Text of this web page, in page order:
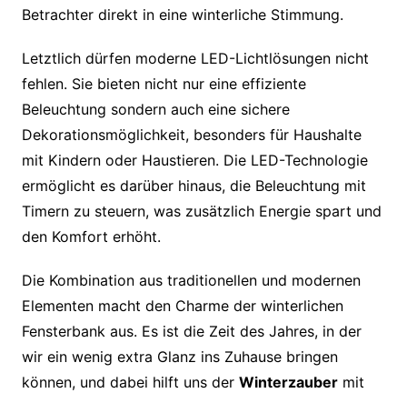
Betrachter direkt in eine winterliche Stimmung.
Letztlich dürfen moderne LED-Lichtlösungen nicht
fehlen. Sie bieten nicht nur eine effiziente
Beleuchtung sondern auch eine sichere
Dekorationsmöglichkeit, besonders für Haushalte
mit Kindern oder Haustieren. Die LED-Technologie
ermöglicht es darüber hinaus, die Beleuchtung mit
Timern zu steuern, was zusätzlich Energie spart und
den Komfort erhöht.
Die Kombination aus traditionellen und modernen
Elementen macht den Charme der winterlichen
Fensterbank aus. Es ist die Zeit des Jahres, in der
wir ein wenig extra Glanz ins Zuhause bringen
können, und dabei hilft uns der Winterzaubermit